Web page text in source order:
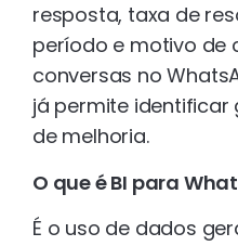
resposta, taxa de
período e motivo de
conversas no
já permite identificar
de melhoria.
O que é BI para
É o uso de dados